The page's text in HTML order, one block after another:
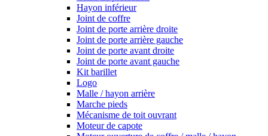
Hayon inférieur
Joint de coffre
Joint de porte arrière droite
Joint de porte arrière gauche
Joint de porte avant droite
Joint de porte avant gauche
Kit barillet
Logo
Malle / hayon arrière
Marche pieds
Mécanisme de toit ouvrant
Moteur de capote